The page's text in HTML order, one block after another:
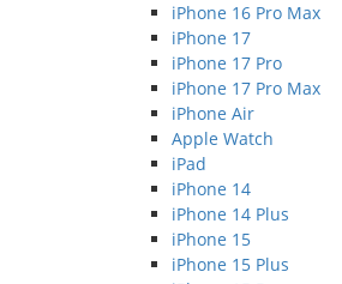
iPhone 16 Pro Max
iPhone 17
iPhone 17 Pro
iPhone 17 Pro Max
iPhone Air
Apple Watch
iPad
iPhone 14
iPhone 14 Plus
iPhone 15
iPhone 15 Plus